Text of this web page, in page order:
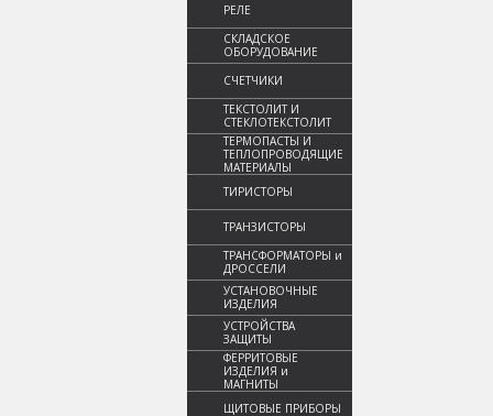
РЕЛЕ
СКЛАДСКОЕ
ОБОРУДОВАНИЕ
СЧЕТЧИКИ
ТЕКСТОЛИТ И
СТЕКЛОТЕКСТОЛИТ
ТЕРМОПАСТЫ И
ТЕПЛОПРОВОДЯЩИЕ
МАТЕРИАЛЫ
ТИРИСТОРЫ
ТРАНЗИСТОРЫ
ТРАНСФОРМАТОРЫ и
ДРОССЕЛИ
УСТАНОВОЧНЫЕ
ИЗДЕЛИЯ
УСТРОЙСТВА
ЗАЩИТЫ
ФЕРРИТОВЫЕ
ИЗДЕЛИЯ и
МАГНИТЫ
ЩИТОВЫЕ ПРИБОРЫ